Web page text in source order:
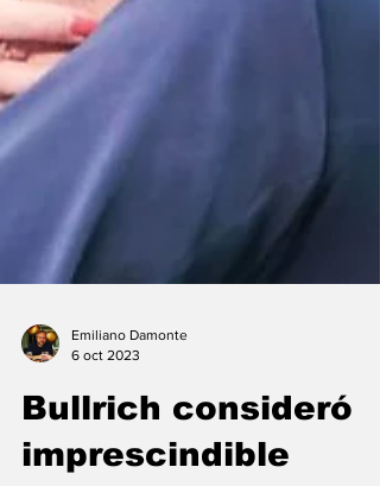
Emiliano Damonte
6 oct 2023